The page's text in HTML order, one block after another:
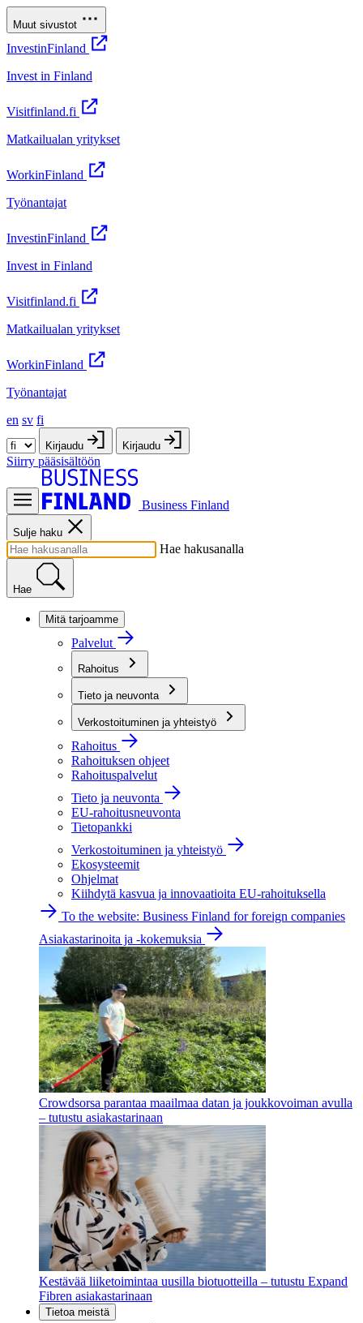
Muut sivustot
InvestinFinland
Invest in Finland
Visitfinland.fi
Matkailualan yritykset
WorkinFinland
Työnantajat
InvestinFinland
Invest in Finland
Visitfinland.fi
Matkailualan yritykset
WorkinFinland
Työnantajat
en sv fi
Kirjaudu Kirjaudu
Siirry pääsisältöön
Business Finland
Sulje haku
Hae hakusanalla
Hae
Mitä tarjoamme
Palvelut
Rahoitus
Tieto ja neuvonta
Verkostoituminen ja yhteistyö
Rahoitus
Rahoituksen ohjeet
Rahoituspalvelut
Tieto ja neuvonta
EU-rahoitusneuvonta
Tietopankki
Verkostoituminen ja yhteistyö
Ekosysteemit
Ohjelmat
Kiihdytä kasvua ja innovaatioita EU-rahoituksella
To the website: Business Finland for foreign companies
Asiakastarinoita ja -kokemuksia
Crowdsorsa parantaa maailmaa datan ja joukkovoiman avulla
– tutustu asiakastarinaan
Kestävää liiketoimintaa uusilla biotuotteilla – tutustu Expand
Fibren asiakastarinaan
Tietoa meistä